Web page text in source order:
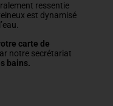
ressentie
est dynamisé
carte de
notre secrétariat
bains.